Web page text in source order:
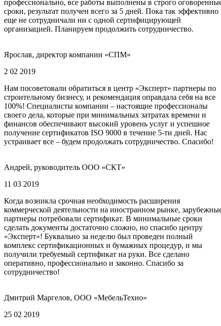
профессионально, все работы выполнены в строго
сроки, результат получен всего за 5 дней. Пока так эффективно
еще не сотрудничали ни с одной сертифицирующей
организацией. Планируем продолжить сотрудничество.
Ярослав, директор компании «СПМ»
2 02 2019
Нам посоветовали обратиться в центр «Эксперт» партнеры по
строительному бизнесу, и рекомендация оправдала себя на все
100%! Специалисты компании – настоящие профессионалы
своего дела, которые при минимальных затратах времени и
финансов обеспечивают высокий уровень услуг и успешное
получение сертификатов ISO 9000 в течение 5-ти дней. Нас
устраивает все – будем продолжать сотрудничество. Спасибо!
Андрей, руководитель ООО «СКТ»
11 03 2019
Когда возникла срочная необходимость расширения
коммерческой деятельности на иностранном рынке,
партнеры потребовали сертификат. В минимальные сроки
сделать документы достаточно сложно, но спасибо центру
«Эксперт»! Буквально за неделю был проведен полный
комплекс сертификационных и бумажных процедур, и мы
получили требуемый сертификат на руки. Все сделано
оперативно, профессионально и законно. Спасибо за
сотрудничество!
Дмитрий Маргелов, ООО «МебельТехно»
25 02 2019